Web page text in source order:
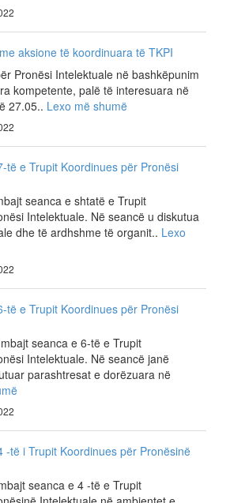
aksione të koordinuara të TKPI
Pronësi Intelektuale në bashkëpunim
kompetente, palë të interesuara në
27.05.. Lexo më shumë
të e Trupit Koordinues për Pronësi
seanca e shtatë e Trupit
Intelektuale. Në seancë u diskutua
dhe të ardhshme të organit.. Lexo
të e Trupit Koordinues për Pronësi
seanca e 6-të e Trupit
Intelektuale. Në seancë janë
parashtresat e dorëzuara në
-të i Trupit Koordinues për Pronësinë
seanca e 4 -të e Trupit